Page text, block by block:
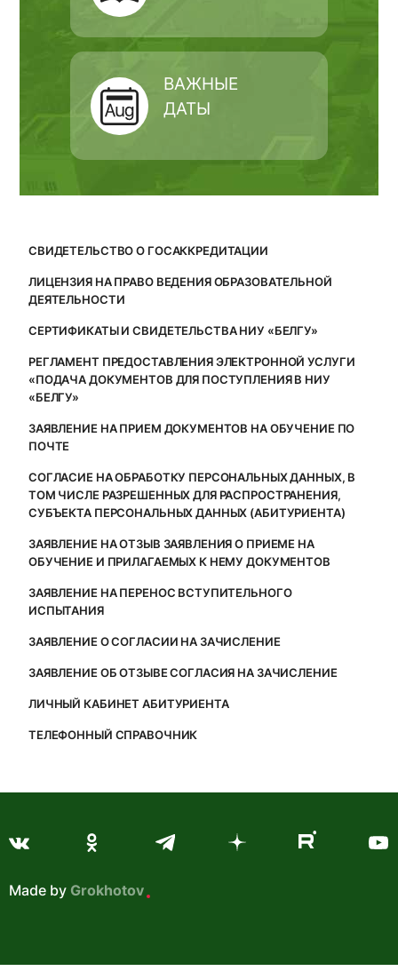
ВАЖНЫЕ
ДАТЫ
СВИДЕТЕЛЬСТВО О ГОСАККРЕДИТАЦИИ
ЛИЦЕНЗИЯ НА ПРАВО ВЕДЕНИЯ ОБРАЗОВАТЕЛЬНОЙ
ДЕЯТЕЛЬНОСТИ
СЕРТИФИКАТЫ И СВИДЕТЕЛЬСТВА НИУ «БЕЛГУ»
РЕГЛАМЕНТ ПРЕДОСТАВЛЕНИЯ ЭЛЕКТРОННОЙ УСЛУГИ
«ПОДАЧА ДОКУМЕНТОВ ДЛЯ ПОСТУПЛЕНИЯ В НИУ
«БЕЛГУ»
ЗАЯВЛЕНИЕ НА ПРИЕМ ДОКУМЕНТОВ НА ОБУЧЕНИЕ ПО
ПОЧТЕ
СОГЛАСИЕ НА ОБРАБОТКУ ПЕРСОНАЛЬНЫХ ДАННЫХ, В
ТОМ ЧИСЛЕ РАЗРЕШЕННЫХ ДЛЯ РАСПРОСТРАНЕНИЯ,
СУБЪЕКТА ПЕРСОНАЛЬНЫХ ДАННЫХ (АБИТУРИЕНТА)
ЗАЯВЛЕНИЕ НА ОТЗЫВ ЗАЯВЛЕНИЯ О ПРИЕМЕ НА
ОБУЧЕНИЕ И ПРИЛАГАЕМЫХ К НЕМУ ДОКУМЕНТОВ
ЗАЯВЛЕНИЕ НА ПЕРЕНОС ВСТУПИТЕЛЬНОГО
ИСПЫТАНИЯ
ЗАЯВЛЕНИЕ О СОГЛАСИИ НА ЗАЧИСЛЕНИЕ
ЗАЯВЛЕНИЕ ОБ ОТЗЫВЕ СОГЛАСИЯ НА ЗАЧИСЛЕНИЕ
ЛИЧНЫЙ КАБИНЕТ АБИТУРИЕНТА
ТЕЛЕФОННЫЙ СПРАВОЧНИК
Made by Grokhotov